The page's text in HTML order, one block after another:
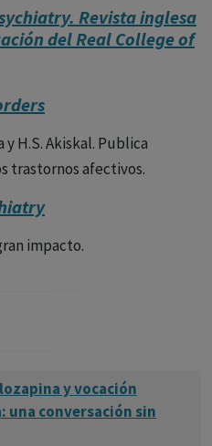
Revista inglesa
del Real College of
H.S. Akiskal. Publica
trastornos afectivos.
impacto.
y vocación
una conversación sin